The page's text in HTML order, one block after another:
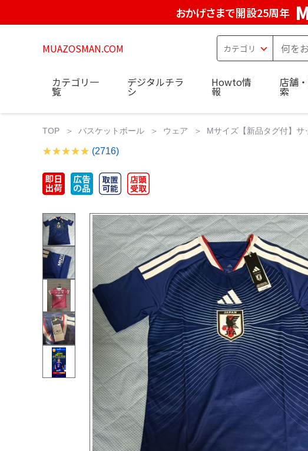
おかげさまで開設25周年
MUAZOSMAN.COM
カテゴリ一
覧
デジタルチラ
シ
Howto情
報
店舗
索
TOP バスケットボール ウェア Mサイズ【新品タグ付】
(2716)